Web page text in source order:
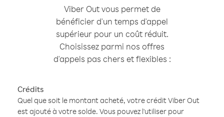
Viber Out vous permet de
bénéficier d'un temps d'appel
supérieur pour un coût réduit.
Choisissez parmi nos offres
d'appels pas chers et flexibles :
Crédits
Quel que soit le montant acheté, votre crédit Viber Out
est ajouté à votre solde. Vous pouvez l'utiliser pour